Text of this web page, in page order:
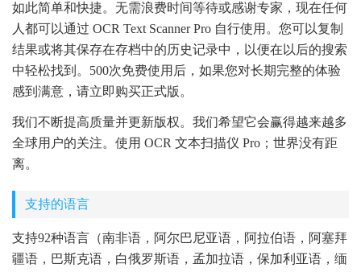
如此简单和快捷。无需浪费时间等待或感谢专家，现在任何
人都可以通过 OCR Text Scanner Pro 自行使用。您可以复制
结果或将其保存在存档中的历史记录中，以便在以后的搜索
中轻松找到。500次免费使用后，如果您对长期完整的体验
感到满意，请立即购买正式版。
我们不断提高质量并更新版权。我们希望它会赢得越来越多
全球用户的关注。使用 OCR 文本扫描仪 Pro；世界没有距
离。
支持的语言
支持92种语言（南非语，阿尔巴尼亚语，阿拉伯语，阿塞拜
疆语，巴斯克语，白俄罗斯语，孟加拉语，保加利亚语，缅